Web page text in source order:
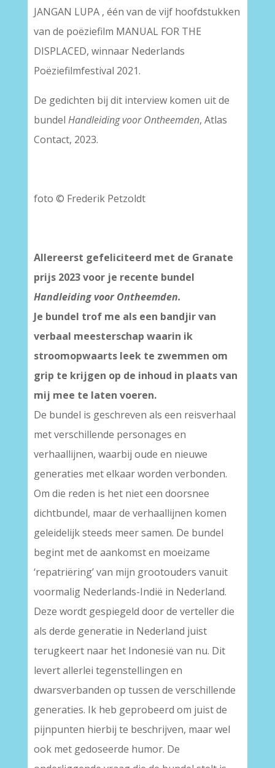
JANGAN LUPA , één van de vijf hoofdstukken
van de poëziefilm MANUAL FOR THE
DISPLACED, winnaar Nederlands
Poëziefilmfestival 2021.
De gedichten bij dit interview komen uit de
bundel Handleiding voor Ontheemden, Atlas
Contact, 2023.
foto © Frederik Petzoldt
Allereerst gefeliciteerd met de Granate
prijs 2023 voor je recente bundel
Handleiding voor Ontheemden.
Je bundel trof me als een bandjir van
verbaal meesterschap waarin ik
stroomopwaarts leek te zwemmen om
grip te krijgen op de inhoud in plaats van
mij mee te laten voeren.
De bundel is geschreven als een reisverhaal
met verschillende personages en
verhaallijnen, waarbij oude en nieuwe
generaties met elkaar worden verbonden.
Om die reden is het niet een doorsnee
dichtbundel, maar de verhaallijnen komen
geleidelijk steeds meer samen. De bundel
begint met de aankomst en moeizame
‘repatriëring’ van mijn grootouders vanuit
voormalig Nederlands-Indië in Nederland.
Deze wordt gespiegeld door de verteller die
als derde generatie in Nederland juist
terugkeert naar het Indonesië van nu. Dit
levert allerlei tegenstellingen en
dwarsverbanden op tussen de verschillende
generaties. Ik heb geprobeerd om juist de
pijnpunten hierbij te beschrijven, maar wel
ook met gedoseerde humor. De